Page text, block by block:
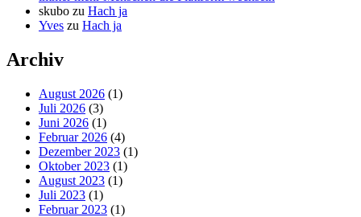
skubo zu Hach ja
Yves zu Hach ja
Archiv
August 2026 (1)
Juli 2026 (3)
Juni 2026 (1)
Februar 2026 (4)
Dezember 2023 (1)
Oktober 2023 (1)
August 2023 (1)
Juli 2023 (1)
Februar 2023 (1)